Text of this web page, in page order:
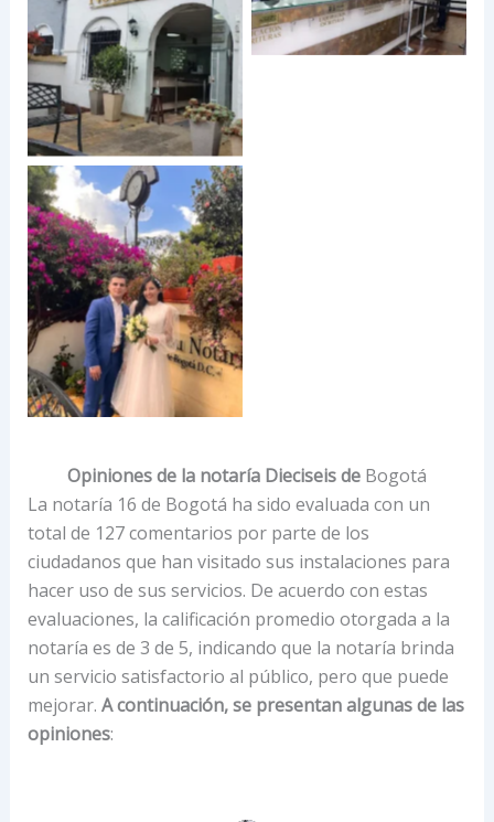
Opiniones de la notaría Dieciseis de Bogotá
La notaría 16 de Bogotá ha sido evaluada con un
total de 127 comentarios por parte de los
ciudadanos que han visitado sus instalaciones para
hacer uso de sus servicios. De acuerdo con estas
evaluaciones, la calificación promedio otorgada a la
notaría es de 3 de 5, indicando que la notaría brinda
un servicio satisfactorio al público, pero que puede
mejorar. A continuación, se presentan algunas de las
opiniones: